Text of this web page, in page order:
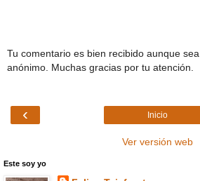
Tu comentario es bien recibido aunque sea
anónimo. Muchas gracias por tu atención.
‹ Inicio
Ver versión web
Este soy yo